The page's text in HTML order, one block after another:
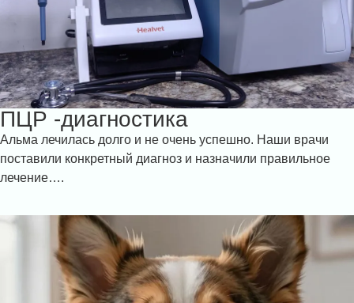
ПЦР -диагностика
Альма лечилась долго и не очень успешно. Наши врачи
поставили конкретный диагноз и назначили правильное
лечение….